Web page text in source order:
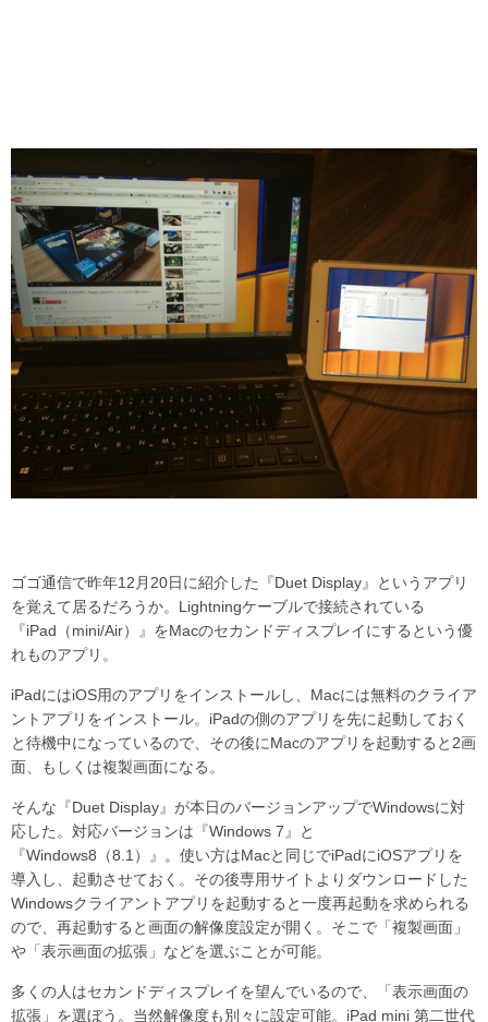
ゴゴ通信で昨年12月20日に紹介した『Duet Display』というアプリ
を覚えて居るだろうか。Lightningケーブルで接続されている
『iPad（mini/Air）』をMacのセカンドディスプレイにするという優
れものアプリ。
iPadにはiOS用のアプリをインストールし、Macには無料のクライア
ントアプリをインストール。iPadの側のアプリを先に起動しておく
と待機中になっているので、その後にMacのアプリを起動すると2画
面、もしくは複製画面になる。
そんな『Duet Display』が本日のバージョンアップでWindowsに対
応した。対応バージョンは『Windows 7』と
『Windows8（8.1）』。使い方はMacと同じでiPadにiOSアプリを
導入し、起動させておく。その後専用サイトよりダウンロードした
Windowsクライアントアプリを起動すると一度再起動を求められる
ので、再起動すると画面の解像度設定が開く。そこで「複製画面」
や「表示画面の拡張」などを選ぶことが可能。
多くの人はセカンドディスプレイを望んでいるので、「表示画面の
拡張」を選ぼう。当然解像度も別々に設定可能。iPad mini 第二世代